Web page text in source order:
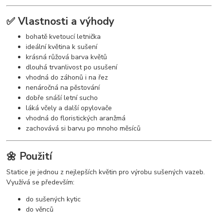
✅ Vlastnosti a výhody
bohatě kvetoucí letnička
ideální květina k sušení
krásná růžová barva květů
dlouhá trvanlivost po usušení
vhodná do záhonů i na řez
nenáročná na pěstování
dobře snáší letní sucho
láká včely a další opylovače
vhodná do floristických aranžmá
zachovává si barvu po mnoho měsíců
🌼 Použití
Statice je jednou z nejlepších květin pro výrobu sušených vazeb.
Využívá se především:
do sušených kytic
do věnců